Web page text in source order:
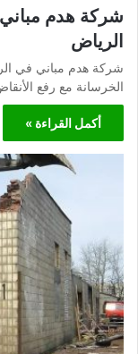
الرياض
شركة هدم مباني في
الخرسانة مع رفع
أكمل القراءة »